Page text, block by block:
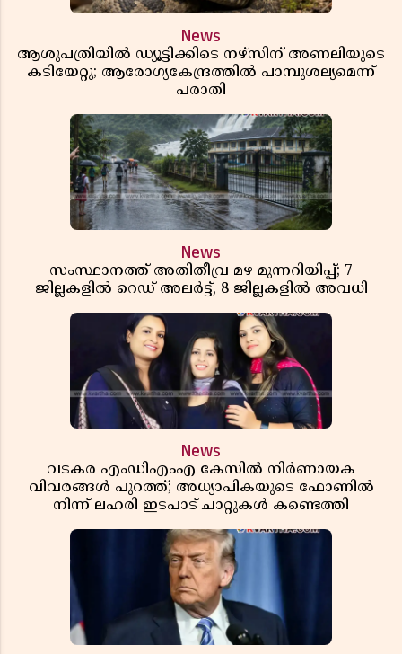
News
ആശുപത്രിയിൽ ഡ്യൂട്ടിക്കിടെ നഴ്സിന് അണലിയുടെ
കടിയേറ്റു; ആരോഗ്യകേന്ദ്രത്തിൽ പാമ്പുശല്യമെന്ന്
പരാതി
News
സംസ്ഥാനത്ത് അതിതീവ്ര മഴ മുന്നറിയിപ്പ്; 7
ജില്ലകളിൽ റെഡ് അലർട്ട്, 8 ജില്ലകളിൽ അവധി
News
വടകര എംഡിഎംഎ കേസിൽ നിർണായക
വിവരങ്ങൾ പുറത്ത്; അധ്യാപികയുടെ ഫോണിൽ
നിന്ന് ലഹരി ഇടപാട് ചാറ്റുകൾ കണ്ടെത്തി